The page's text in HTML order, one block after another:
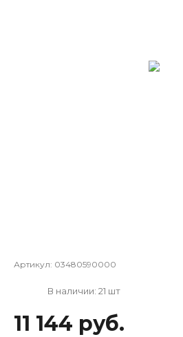
Артикул: 03480590000
В наличии: 21 шт
11 144 руб.